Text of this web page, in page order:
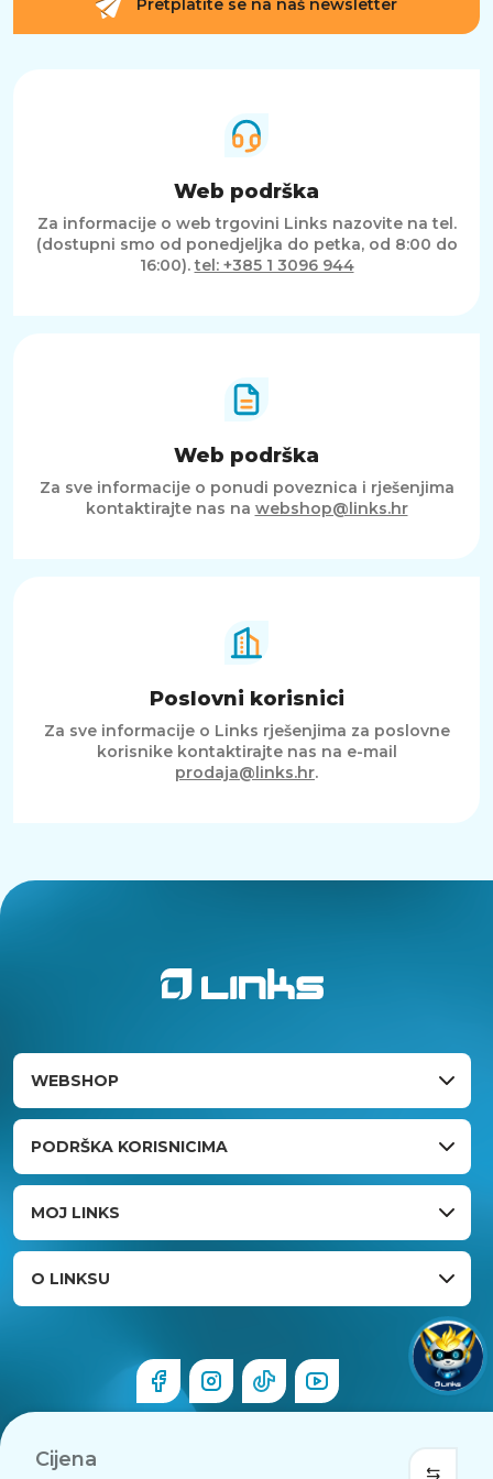
Cijena
Web podrška
Za informacije o web trgovini Links nazovite na tel.
(dostupni smo od ponedjeljka do petka, od 8:00 do
16:00).tel: +385 1 3096 944
Web podrška
Za sve informacije o ponudi poveznica i rješenjima
kontaktirajte nas na webshop@links.hr
Poslovni korisnici
Za sve informacije o Links rješenjima za poslovne
korisnike kontaktirajte nas na e-mail
prodaja@links.hr.
WEBSHOP
PODRŠKA KORISNICIMA
MOJ LINKS
O LINKSU